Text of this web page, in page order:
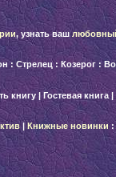
, узнать ваш
: Стрелец: Козерог:
книгу| Гостевая книга|
| Книжные новинки: